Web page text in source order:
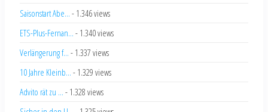
Saisonstart Abe... - 1.346 views
ETS-Plus-Fernan... - 1.340 views
Verlängerung f... - 1.337 views
10 Jahre Kleinb... - 1.329 views
Advito rät zu ... - 1.328 views